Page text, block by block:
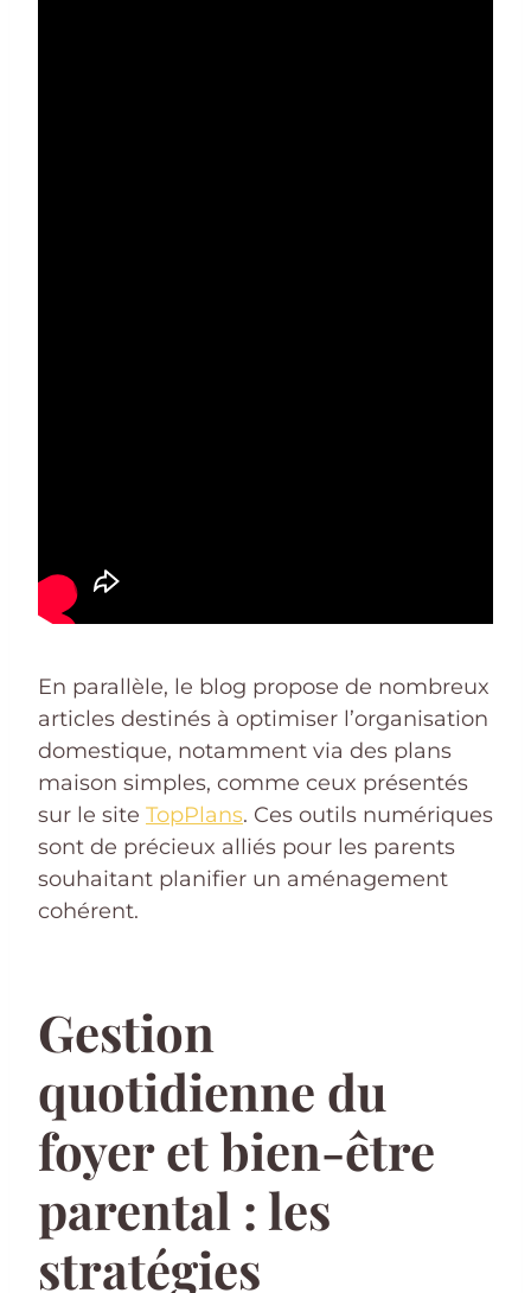
En parallèle, le blog propose de nombreux
articles destinés à optimiser l’organisation
domestique, notamment via des plans
maison simples, comme ceux présentés
sur le site TopPlans. Ces outils numériques
sont de précieux alliés pour les parents
souhaitant planifier un aménagement
cohérent.
Gestion
quotidienne du
foyer et bien-être
parental : les
stratégies